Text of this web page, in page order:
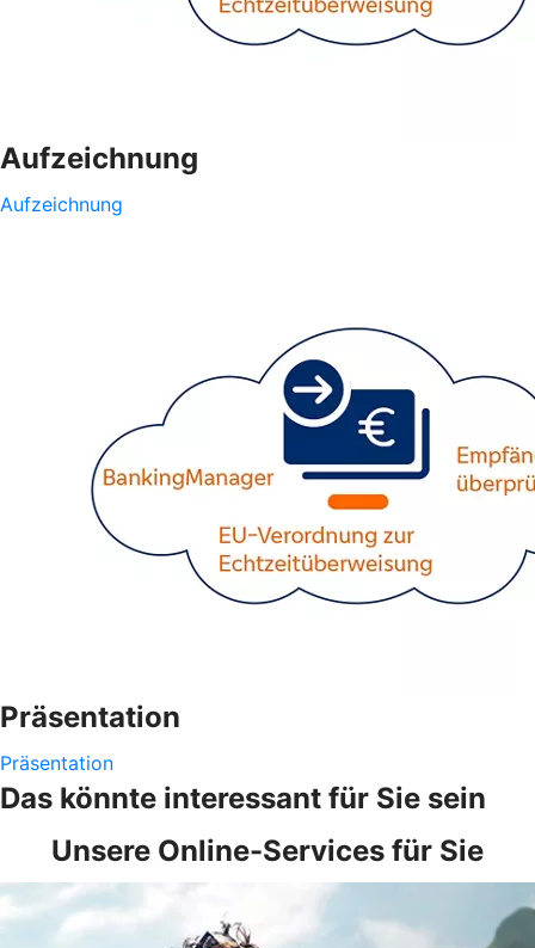
Aufzeichnung
Aufzeichnung
Präsentation
Präsentation
Das könnte interessant für Sie sein
Unsere Online-Services für Sie